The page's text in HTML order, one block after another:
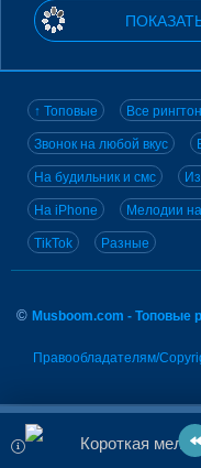
↑ Топовые Все
Звонок на любой вкус
На будильник и смс
На iPhone Мелодии
TikTok Разные
© Musboom.com - Топовые
Правообладателям/
Короткая